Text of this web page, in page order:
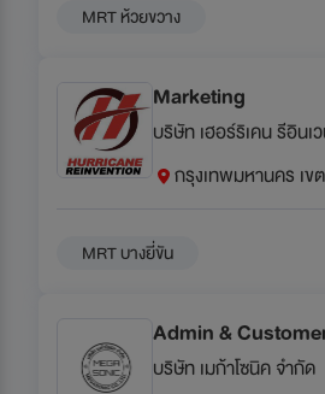
MRT ห้วยขวาง
Marketing
บริษัท เฮอร์ริเคน รีอินเ
กรุงเทพมหานคร เข
MRT บางยี่ขัน
Admin &
บริษัท เมก้าโซนิค จำกัด